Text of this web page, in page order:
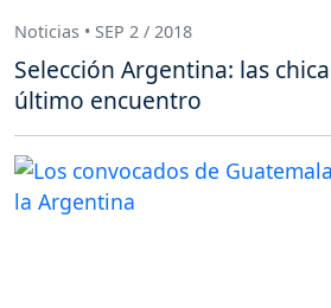
Noticias • SEP 2 / 2018
Selección Argentina: las
último encuentro